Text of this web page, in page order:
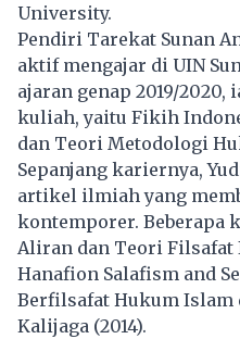
University.
Pendiri Tarekat Sunan
aktif mengajar di UIN
ajaran genap 2019/2020,
kuliah, yaitu Fikih
dan Teori Metodologi
Sepanjang kariernya,
artikel ilmiah yang
kontemporer. Beberapa
Aliran dan Teori Filsafat
Hanafion Salafism and
Berfilsafat Hukum Islam
Kalijaga (2014).